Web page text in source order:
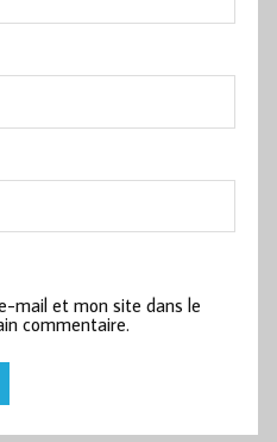
mail et mon site dans le
commentaire.